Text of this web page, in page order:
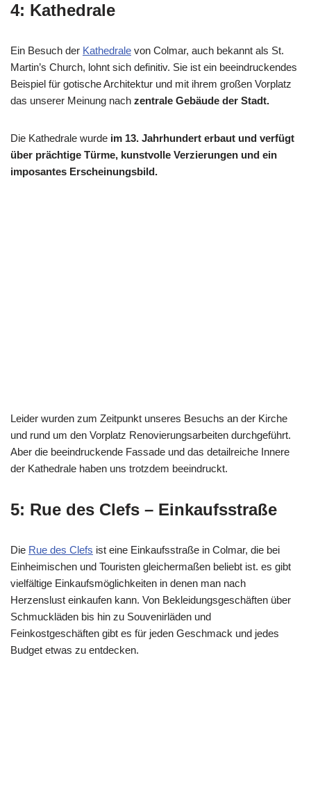
4: Kathedrale
Ein Besuch der Kathedrale von Colmar, auch bekannt als St.
Martin’s Church, lohnt sich definitiv. Sie ist ein beeindruckendes
Beispiel für gotische Architektur und mit ihrem großen Vorplatz
das unserer Meinung nach zentrale Gebäude der Stadt.
Die Kathedrale wurde im 13. Jahrhundert erbaut und verfügt
über prächtige Türme, kunstvolle Verzierungen und ein
imposantes Erscheinungsbild.
Leider wurden zum Zeitpunkt unseres Besuchs an der Kirche
und rund um den Vorplatz Renovierungsarbeiten durchgeführt.
Aber die beeindruckende Fassade und das detailreiche Innere
der Kathedrale haben uns trotzdem beeindruckt.
5: Rue des Clefs – Einkaufsstraße
Die Rue des Clefs ist eine Einkaufsstraße in Colmar, die bei
Einheimischen und Touristen gleichermaßen beliebt ist. es gibt
vielfältige Einkaufsmöglichkeiten in denen man nach
Herzenslust einkaufen kann. Von Bekleidungsgeschäften über
Schmuckläden bis hin zu Souvenirläden und
Feinkostgeschäften gibt es für jeden Geschmack und jedes
Budget etwas zu entdecken.